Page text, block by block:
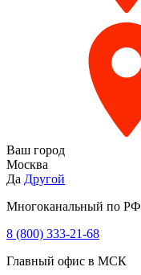
Ваш город
Москва
Да Другой
Многоканальный по РФ
8 (800) 333‑21-68
Главный офис в МСК